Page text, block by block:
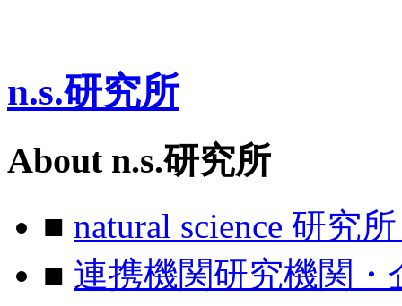
n.s.研究所
Aboutn.s.研究所
■ natural science 研究
■ 連携機関研究機関・